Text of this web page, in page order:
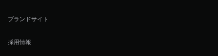
ブランドサイト
採用情報